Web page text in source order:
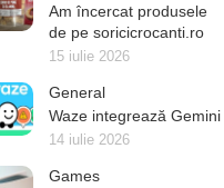
Am încercat produsele
de pe soricicrocanti.ro
15 iulie 2026
General
Waze integrează Gemini
14 iulie 2026
Games